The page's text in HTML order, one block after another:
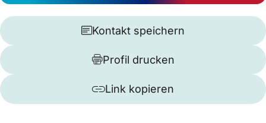
Kontakt speichern
Profil drucken
Link kopieren